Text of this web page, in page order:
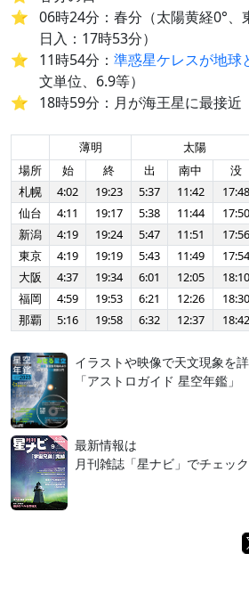
06時24分：春分（太陽黄経0°、
日入：17時53分）
11時54分： 準惑星ケレスが地球
文単位、6.9等）
18時59分：月が海王星に最接近
薄明 太陽
場所
始 終 出 南中 没
札幌
4:02 19:23 5:37 11:42 17:48
仙台
4:11 19:17 5:38 11:44 17:50
新潟
4:19 19:24 5:47 11:51 17:56
東京
4:19 19:19 5:43 11:49 17:54
大阪
4:37 19:34 6:01 12:05 18:10
福岡
4:59 19:53 6:21 12:26 18:30
那覇
5:16 19:58 6:32 12:37 18:42
イラストや映像で天文現象を
「アストロガイド 星空年鑑」
最新情報は
月刊雑誌「星ナビ」でチェック